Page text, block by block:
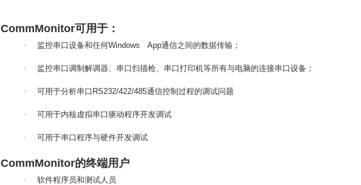
CommMonitor可用于：
· 监控串口设备和任何Windows App通信之间的数据传输；
· 监控串口调制解调器、串口扫描枪、串口打印机等所有与电脑的连接串口设备；
· 可用于分析串口 RS232/422/485通信控制过程的调试问题
· 可用于内核虚拟串口驱动程序开发调试
· 可用于串口程序与硬件开发调试
CommMonitor的终端用户
· 软件程序员和测试人员